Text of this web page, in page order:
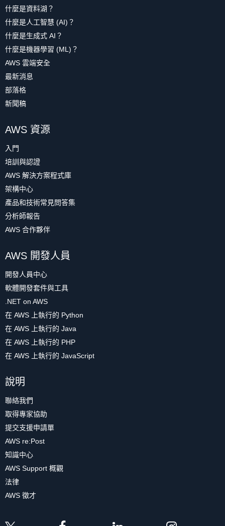
什麼是資料湖？
什麼是人工智慧 (AI)？
什麼是生成式 AI？
什麼是機器學習 (ML)？
AWS 雲端安全
最新消息
部落格
新聞稿
AWS 資源
入門
培訓與認證
AWS 解決方案程式庫
架構中心
產品和技術常見問答集
分析師報告
AWS 合作夥伴
AWS 開發人員
開發人員中心
軟體開發套件與工具
.NET on AWS
在 AWS 上執行的 Python
在 AWS 上執行的 Java
在 AWS 上執行的 PHP
在 AWS 上執行的 JavaScript
說明
聯絡我們
取得專家協助
提交支援申請單
AWS re:Post
知識中心
AWS Support 概觀
法律
AWS 徵才